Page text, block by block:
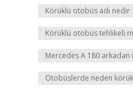
Körüklü otobüs adı nedir
Körüklü otobüs tehlikeli
Mercedes A 180 arkadan
Otobüslerde neden